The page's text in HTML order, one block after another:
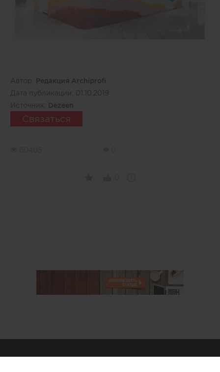
Автор:
Редакция Archiprofi
Дата публикации: 01.10.2019
Источник:
Dezeen
Связаться